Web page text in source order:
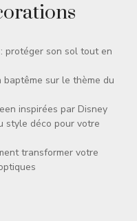
protéger son sol tout en
sur le thème du
inspirées par Disney
style déco pour votre
transformer votre